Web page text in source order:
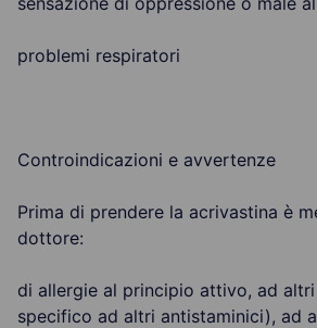
problemi respiratori
Controindicazioni e avvertenze
Prima di prendere la acrivastina è
dottore:
di allergie al principio attivo, ad
specifico ad altri antistaminici), ad